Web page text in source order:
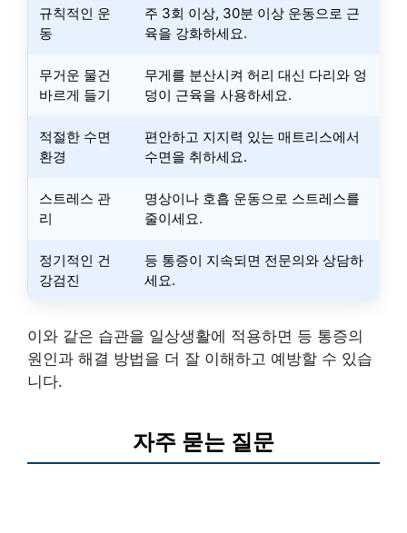
규칙적인 운
동
주 3회 이상, 30분 이상 운동으로 근
육을 강화하세요.
무거운 물건
바르게 들기
무게를 분산시켜 허리 대신 다리와 엉
덩이 근육을 사용하세요.
적절한 수면
환경
편안하고 지지력 있는 매트리스에서
수면을 취하세요.
스트레스 관
리
명상이나 호흡 운동으로 스트레스를
줄이세요.
정기적인 건
강검진
등 통증이 지속되면 전문의와 상담하
세요.
이와 같은 습관을 일상생활에 적용하면 등 통증의
원인과 해결 방법을 더 잘 이해하고 예방할 수 있습
니다.
자주 묻는 질문